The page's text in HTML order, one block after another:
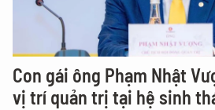
Con gái ông Phạm Nhật
vị trí quản trị tại hệ sinh